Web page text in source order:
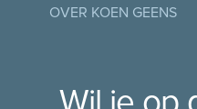
OVER KOEN GEENS